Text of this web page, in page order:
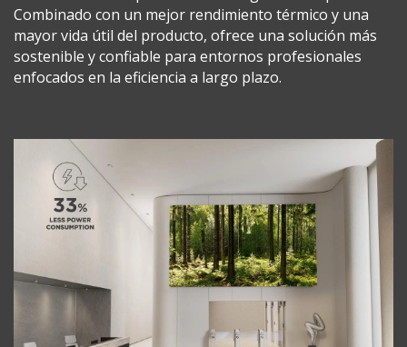
Combinado con un mejor rendimiento térmico y una
mayor vida útil del producto, ofrece una solución más
sostenible y confiable para entornos profesionales
enfocados en la eficiencia a largo plazo.